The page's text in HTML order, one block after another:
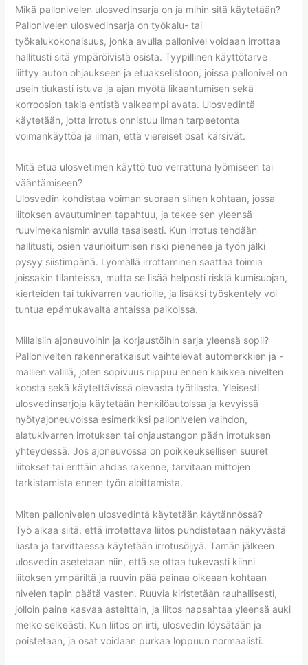
Mikä pallonivelen ulosvedinsarja on ja mihin sitä käytetään?
Pallonivelen ulosvedinsarja on työkalu- tai
työkalukokonaisuus, jonka avulla pallonivel voidaan irrottaa
hallitusti sitä ympäröivistä osista. Tyypillinen käyttötarve
liittyy auton ohjaukseen ja etuakselistoon, joissa pallonivel on
usein tiukasti istuva ja ajan myötä likaantumisen sekä
korroosion takia entistä vaikeampi avata. Ulosvedintä
käytetään, jotta irrotus onnistuu ilman tarpeetonta
voimankäyttöä ja ilman, että viereiset osat kärsivät.
Mitä etua ulosvetimen käyttö tuo verrattuna lyömiseen tai
vääntämiseen?
Ulosvedin kohdistaa voiman suoraan siihen kohtaan, jossa
liitoksen avautuminen tapahtuu, ja tekee sen yleensä
ruuvimekanismin avulla tasaisesti. Kun irrotus tehdään
hallitusti, osien vaurioitumisen riski pienenee ja työn jälki
pysyy siistimpänä. Lyömällä irrottaminen saattaa toimia
joissakin tilanteissa, mutta se lisää helposti riskiä kumisuojan,
kierteiden tai tukivarren vaurioille, ja lisäksi työskentely voi
tuntua epämukavalta ahtaissa paikoissa.
Millaisiin ajoneuvoihin ja korjaustöihin sarja yleensä sopii?
Pallonivelten rakenneratkaisut vaihtelevat automerkkien ja -
mallien välillä, joten sopivuus riippuu ennen kaikkea nivelten
koosta sekä käytettävissä olevasta työtilasta. Yleisesti
ulosvedinsarjoja käytetään henkilöautoissa ja kevyissä
hyötyajoneuvoissa esimerkiksi pallonivelen vaihdon,
alatukivarren irrotuksen tai ohjaustangon pään irrotuksen
yhteydessä. Jos ajoneuvossa on poikkeuksellisen suuret
liitokset tai erittäin ahdas rakenne, tarvitaan mittojen
tarkistamista ennen työn aloittamista.
Miten pallonivelen ulosvedintä käytetään käytännössä?
Työ alkaa siitä, että irrotettava liitos puhdistetaan näkyvästä
liasta ja tarvittaessa käytetään irrotusöljyä. Tämän jälkeen
ulosvedin asetetaan niin, että se ottaa tukevasti kiinni
liitoksen ympäriltä ja ruuvin pää painaa oikeaan kohtaan
nivelen tapin päätä vasten. Ruuvia kiristetään rauhallisesti,
jolloin paine kasvaa asteittain, ja liitos napsahtaa yleensä auki
melko selkeästi. Kun liitos on irti, ulosvedin löysätään ja
poistetaan, ja osat voidaan purkaa loppuun normaalisti.